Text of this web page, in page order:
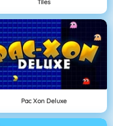
Tiles
Pac Xon Deluxe